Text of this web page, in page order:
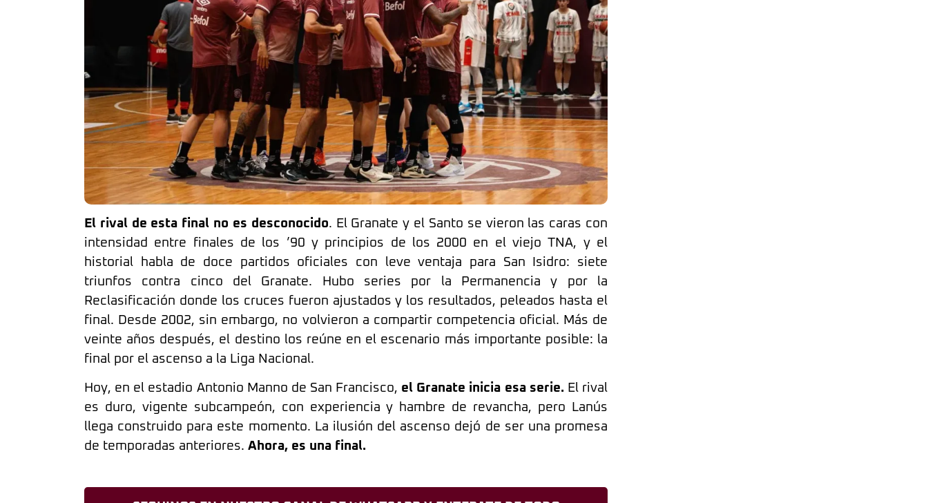
El rival de esta final no es desconocido. El Granate y el Santo se vieron las caras con
intensidad entre finales de los ’90 y principios de los 2000 en el viejo TNA, y el
historial habla de doce partidos oficiales con leve ventaja para San Isidro: siete
triunfos contra cinco del Granate. Hubo series por la Permanencia y por la
Reclasificación donde los cruces fueron ajustados y los resultados, peleados hasta el
final. Desde 2002, sin embargo, no volvieron a compartir competencia oficial. Más de
veinte años después, el destino los reúne en el escenario más importante posible: la
final por el ascenso a la Liga Nacional.
Hoy, en el estadio Antonio Manno de San Francisco, el Granate inicia esa serie. El rival
es duro, vigente subcampeón, con experiencia y hambre de revancha, pero Lanús
llega construido para este momento. La ilusión del ascenso dejó de ser una promesa
de temporadas anteriores. Ahora, es una final.